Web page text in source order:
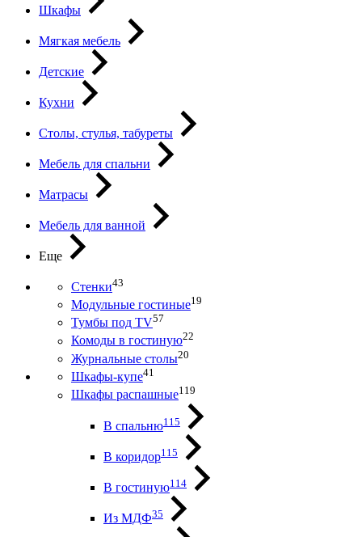
Шкафы
Мягкая мебель
Детские
Кухни
Столы, стулья, табуреты
Мебель для спальни
Матрасы
Мебель для ванной
Еще
Стенки43
Модульные гостиные19
Тумбы под ТV57
Комоды в гостиную22
Журнальные столы20
Шкафы-купе41
Шкафы распашные119
В спальню115
В коридор115
В гостиную114
Из МДФ35